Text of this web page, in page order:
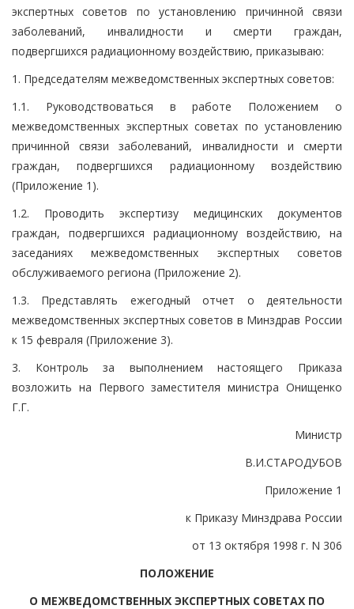
экспертных советов по установлению причинной связи
заболеваний, инвалидности и смерти граждан,
подвергшихся радиационному воздействию, приказываю:
1. Председателям межведомственных экспертных советов:
1.1. Руководствоваться в работе Положением о
межведомственных экспертных советах по установлению
причинной связи заболеваний, инвалидности и смерти
граждан, подвергшихся радиационному воздействию
(Приложение 1).
1.2. Проводить экспертизу медицинских документов
граждан, подвергшихся радиационному воздействию, на
заседаниях межведомственных экспертных советов
обслуживаемого региона (Приложение 2).
1.3. Представлять ежегодный отчет о деятельности
межведомственных экспертных советов в Минздрав России
к 15 февраля (Приложение 3).
3. Контроль за выполнением настоящего Приказа
возложить на Первого заместителя министра Онищенко
Г.Г.
Министр
В.И.СТАРОДУБОВ
Приложение 1
к Приказу Минздрава России
от 13 октября 1998 г. N 306
ПОЛОЖЕНИЕ
О МЕЖВЕДОМСТВЕННЫХ ЭКСПЕРТНЫХ СОВЕТАХ ПО